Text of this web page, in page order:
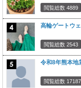
閲覧総数 4889
高輪ゲートウ
閲覧総数 2543
令和8年熊本地
閲覧総数 17187